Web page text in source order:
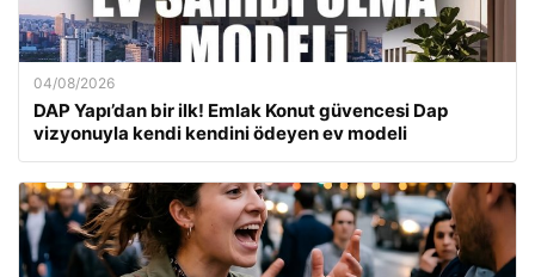
04/08/2026
DAP Yapı’dan bir ilk! Emlak Konut güvencesi Dap
vizyonuyla kendi kendini ödeyen ev modeli